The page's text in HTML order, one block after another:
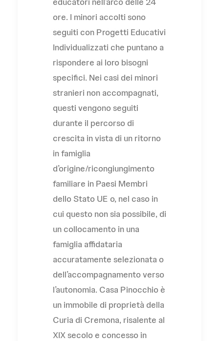
ore. I minori accolti sono
seguiti con Progetti Educativi
Individualizzati che puntano a
rispondere ai loro bisogni
specifici. Nei casi dei minori
stranieri non accompagnati,
questi vengono seguiti
durante il percorso di
crescita in vista di un ritorno
in famiglia
d’origine/ricongiungimento
familiare in Paesi Membri
dello Stato UE o, nel caso in
cui questo non sia possibile, di
un collocamento in una
famiglia affidataria
accuratamente selezionata o
dell’accompagnamento verso
l’autonomia. Casa Pinocchio è
un immobile di proprietà della
Curia di Cremona, risalente al
XIX secolo e concesso in